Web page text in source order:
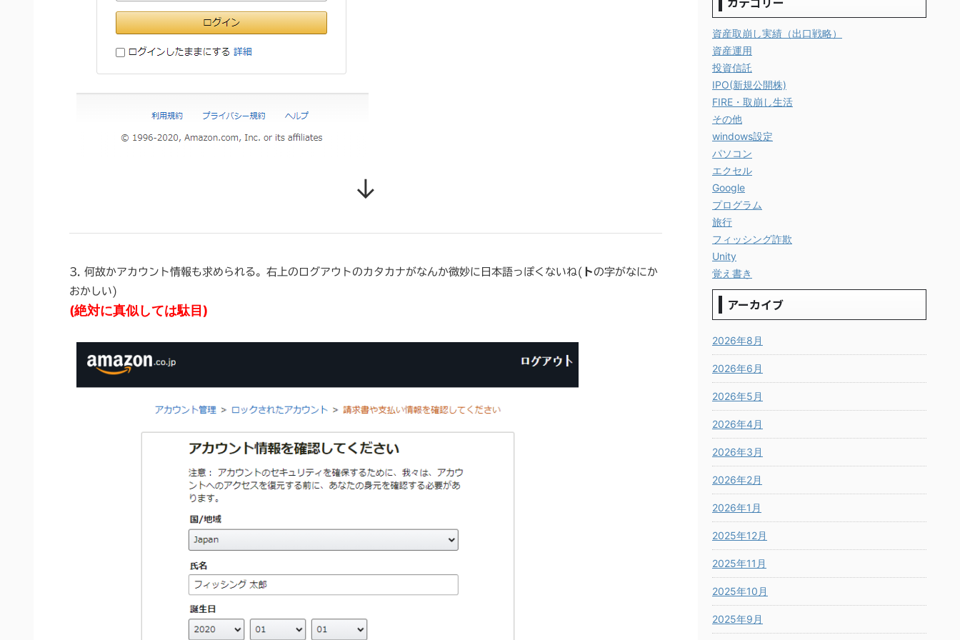
↓
3. 何故かアカウント情報も求められる。右上のログアウトのカタカナがなんか微妙に日本語っぽくないね( ト の字がなにか
おかしい)
(絶対に真似しては駄目)
資産取崩し実績（出口戦略）
資産運用
投資信託
IPO(新規公開株)
FIRE・取崩し生活
その他
windows設定
パソコン
エクセル
Google
プログラム
旅行
フィッシング詐欺
Unity
覚え書き
アーカイブ
2026年8月
2026年6月
2026年5月
2026年4月
2026年3月
2026年2月
2026年1月
2025年12月
2025年11月
2025年10月
2025年9月